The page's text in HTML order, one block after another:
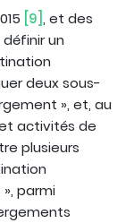
[9] , et des
un
deux sous-
», et, au
activités de
plusieurs
parmi